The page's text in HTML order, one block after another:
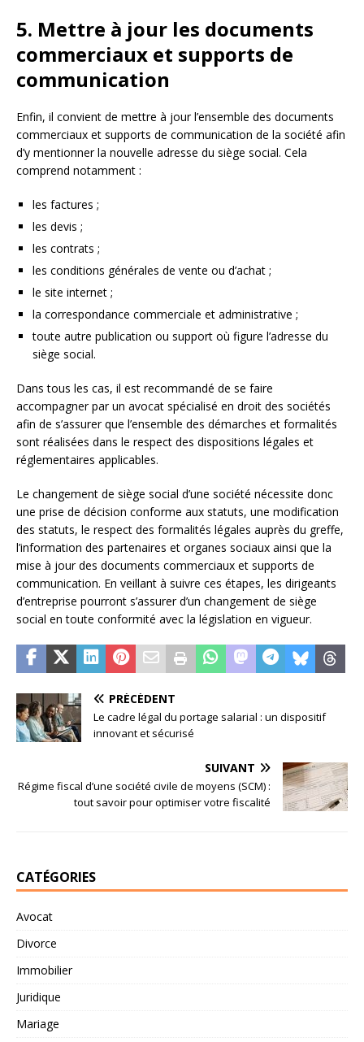
5. Mettre à jour les documents
commerciaux et supports de
communication
Enfin, il convient de mettre à jour l’ensemble des documents
commerciaux et supports de communication de la société afin
d’y mentionner la nouvelle adresse du siège social. Cela
comprend notamment :
les factures ;
les devis ;
les contrats ;
les conditions générales de vente ou d’achat ;
le site internet ;
la correspondance commerciale et administrative ;
toute autre publication ou support où figure l’adresse du
siège social.
Dans tous les cas, il est recommandé de se faire
accompagner par un avocat spécialisé en droit des sociétés
afin de s’assurer que l’ensemble des démarches et formalités
sont réalisées dans le respect des dispositions légales et
réglementaires applicables.
Le changement de siège social d’une société nécessite donc
une prise de décision conforme aux statuts, une modification
des statuts, le respect des formalités légales auprès du greffe,
l’information des partenaires et organes sociaux ainsi que la
mise à jour des documents commerciaux et supports de
communication. En veillant à suivre ces étapes, les dirigeants
d’entreprise pourront s’assurer d’un changement de siège
social en toute conformité avec la législation en vigueur.
PRÉCÉDENT
Le cadre légal du portage salarial : un dispositif
innovant et sécurisé
SUIVANT
Régime fiscal d’une société civile de moyens (SCM) :
tout savoir pour optimiser votre fiscalité
CATÉGORIES
Avocat
Divorce
Immobilier
Juridique
Mariage